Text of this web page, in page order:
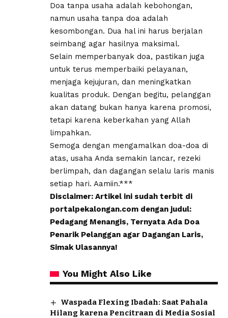
Doa tanpa usaha adalah kebohongan,
namun usaha tanpa doa adalah
kesombongan. Dua hal ini harus berjalan
seimbang agar hasilnya maksimal.
Selain memperbanyak doa, pastikan juga
untuk terus memperbaiki pelayanan,
menjaga kejujuran, dan meningkatkan
kualitas produk. Dengan begitu, pelanggan
akan datang bukan hanya karena promosi,
tetapi karena keberkahan yang Allah
limpahkan.
Semoga dengan mengamalkan doa-doa di
atas, usaha Anda semakin lancar, rezeki
berlimpah, dan dagangan selalu laris manis
setiap hari. Aamiin.***
Disclaimer: Artikel ini sudah terbit di
portalpekalongan.com dengan judul:
Pedagang Menangis, Ternyata Ada Doa
Penarik Pelanggan agar Dagangan Laris,
Simak Ulasannya!
You Might Also Like
Waspada Flexing Ibadah: Saat Pahala
Hilang karena Pencitraan di Media Sosial